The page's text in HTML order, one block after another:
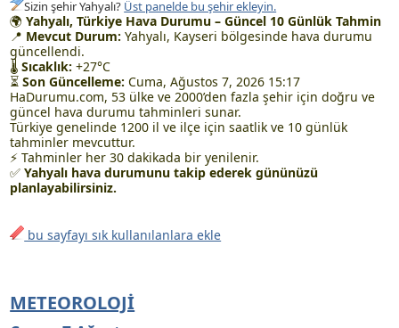
Sizin şehir Yahyalı? Üst panelde bu şehir ekleyin.
🌍Yahyalı, Türkiye Hava Durumu – Güncel 10 Günlük Tahmin
📍 Mevcut Durum: Yahyalı, Kayseri bölgesinde hava durumu
güncellendi.
🌡Sıcaklık: +27°C
⏳Son Güncelleme: Cuma, Ağustos 7, 2026 15:17
HaDurumu.com, 53 ülke ve 2000’den fazla şehir için doğru ve
güncel hava durumu tahminleri sunar.
Türkiye genelinde 1200 il ve ilçe için saatlik ve 10 günlük
tahminler mevcuttur.
⚡ Tahminler her 30 dakikada bir yenilenir.
✅Yahyalı hava durumunu takip ederek gününüzü
planlayabilirsiniz.
bu sayfayı sık kullanılanlara ekle
METEOROLOJI